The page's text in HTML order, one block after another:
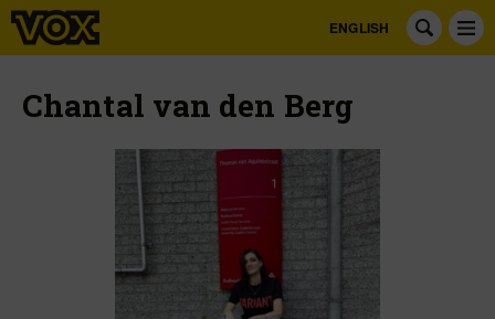
ENGLISH
Chantal van den Berg